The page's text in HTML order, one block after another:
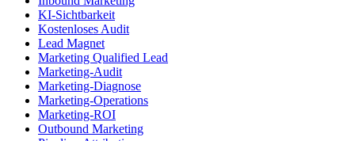
KI-Sichtbarkeit
Kostenloses Audit
Lead Magnet
Marketing Qualified Lead
Marketing-Audit
Marketing-Diagnose
Marketing-Operations
Marketing-ROI
Outbound Marketing